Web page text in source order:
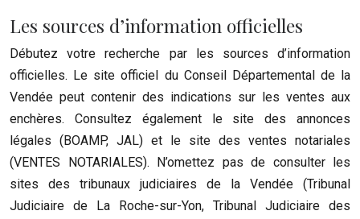
Les sources d’information officielles
Débutez votre recherche par les sources d’information
officielles. Le site officiel du Conseil Départemental de la
Vendée peut contenir des indications sur les ventes aux
enchères. Consultez également le site des annonces
légales (BOAMP, JAL) et le site des ventes notariales
(VENTES NOTARIALES). N’omettez pas de consulter les
sites des tribunaux judiciaires de la Vendée (Tribunal
Judiciaire de La Roche-sur-Yon, Tribunal Judiciaire des